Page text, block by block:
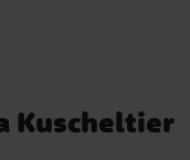
Kuscheltier